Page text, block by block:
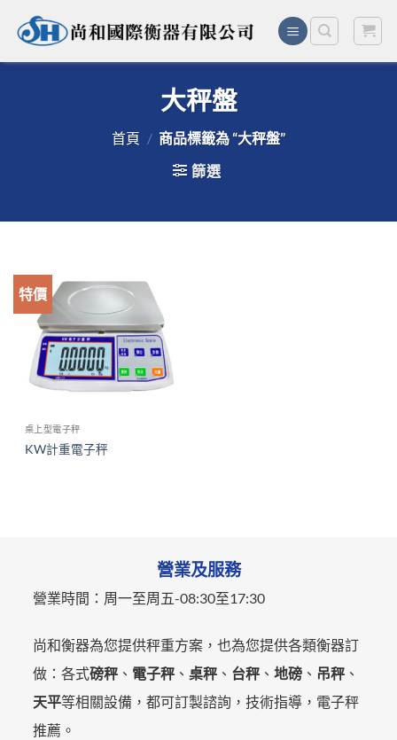
大秤盤
首頁 / 商品標籤為 “大秤盤”
篩選
特價
桌上型電子秤
KW計重電子秤
營業及服務
營業時間： 周一至周五-08:30至17:30
尚和衡器為您提供秤重方案，也為您提供各類衡器訂
做：各式磅秤 、 電子秤 、桌秤 、 台秤 、地磅 、 吊秤 、
天平等相關設備，都可訂製諮詢，技術指導，電子秤
推薦。